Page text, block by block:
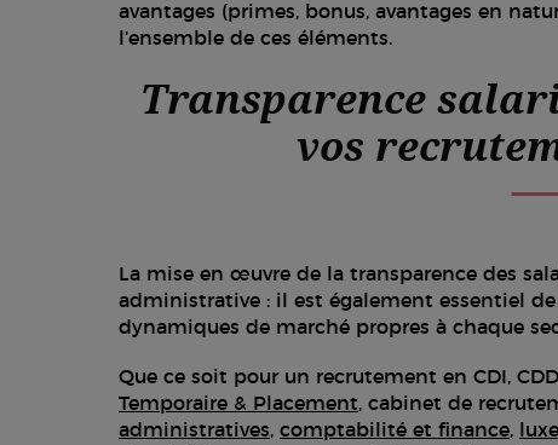
avantages (primes, bonus, avantages en
l’ensemble de ces éléments.
Transparence
vos
La mise en œuvre de la transparence des
administrative : il est également essentiel
dynamiques de marché propres à chaque
Que ce soit pour un recrutement en CDI,
Temporaire & Placement, cabinet de
administratives, comptabilité et finance,